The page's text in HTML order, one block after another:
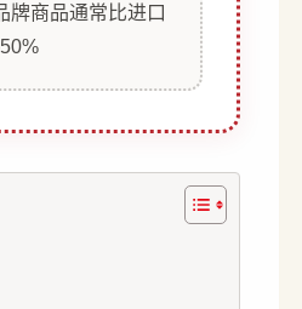
牌商品通常比进口